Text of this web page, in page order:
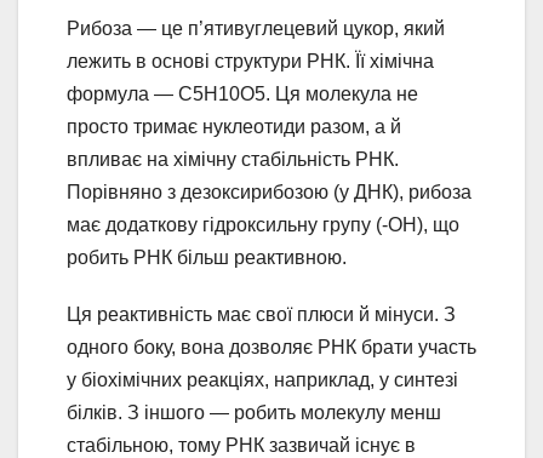
Рибоза — це п’ятивуглецевий цукор, який
лежить в основі структури РНК. Її хімічна
формула — C5H10O5. Ця молекула не
просто тримає нуклеотиди разом, а й
впливає на хімічну стабільність РНК.
Порівняно з дезоксирибозою (у ДНК), рибоза
має додаткову гідроксильну групу (-OH), що
робить РНК більш реактивною.
Ця реактивність має свої плюси й мінуси. З
одного боку, вона дозволяє РНК брати участь
у біохімічних реакціях, наприклад, у синтезі
білків. З іншого — робить молекулу менш
стабільною, тому РНК зазвичай існує в